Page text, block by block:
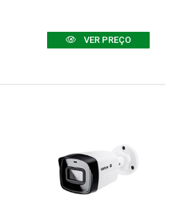
VER PREÇO